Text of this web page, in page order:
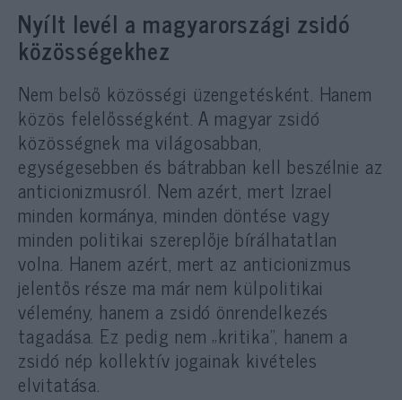
Nyílt levél a magyarországi zsidó
közösségekhez
Nem belső közösségi üzengetésként. Hanem
közös felelősségként. A magyar zsidó
közösségnek ma világosabban,
egységesebben és bátrabban kell beszélnie az
anticionizmusról. Nem azért, mert Izrael
minden kormánya, minden döntése vagy
minden politikai szereplője bírálhatatlan
volna. Hanem azért, mert az anticionizmus
jelentős része ma már nem külpolitikai
vélemény, hanem a zsidó önrendelkezés
tagadása. Ez pedig nem „kritika”, hanem a
zsidó nép kollektív jogainak kivételes
elvitatása.